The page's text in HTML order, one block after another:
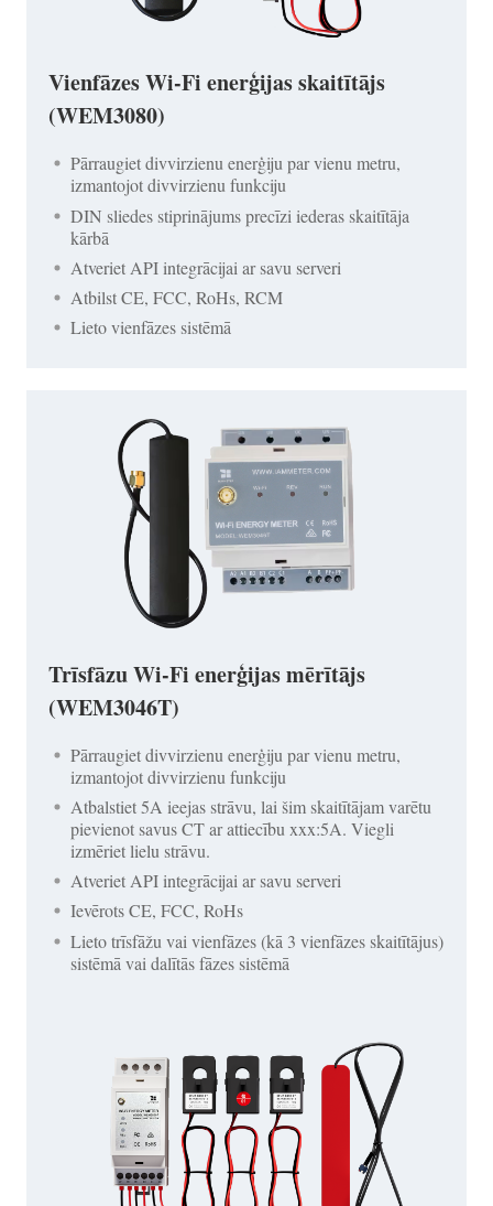
Vienfāzes Wi-Fi enerģijas skaitītājs
(WEM3080)
Pārraugiet divvirzienu enerģiju par vienu metru,
izmantojot divvirzienu funkciju
DIN sliedes stiprinājums precīzi iederas skaitītāja
kārbā
Atveriet API integrācijai ar savu serveri
Atbilst CE, FCC, RoHs, RCM
Lieto vienfāzes sistēmā
Trīsfāzu Wi-Fi enerģijas mērītājs
(WEM3046T)
Pārraugiet divvirzienu enerģiju par vienu metru,
izmantojot divvirzienu funkciju
Atbalstiet 5A ieejas strāvu, lai šim skaitītājam varētu
pievienot savus CT ar attiecību xxx:5A. Viegli
izmēriet lielu strāvu.
Atveriet API integrācijai ar savu serveri
Ievērots CE, FCC, RoHs
Lieto trīsfāžu vai vienfāzes (kā 3 vienfāzes skaitītājus)
sistēmā vai dalītās fāzes sistēmā